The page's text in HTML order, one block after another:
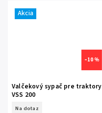
Akcia
–10 %
Valčekový sypač pre traktory
VSS 200
Na dotaz